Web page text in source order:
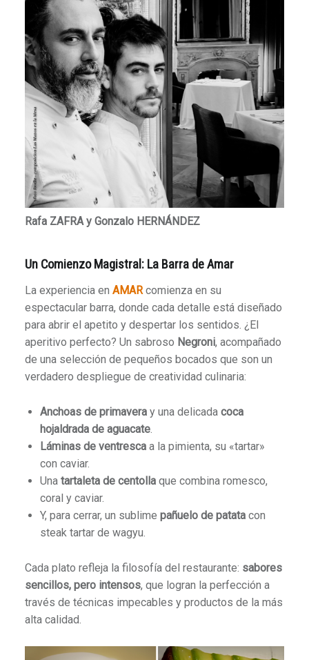
Rafa ZAFRA y Gonzalo HERNÁNDEZ
Un Comienzo Magistral: La Barra de Amar
La experiencia en AMARcomienza en su
espectacular barra, donde cada detalle está diseñado
para abrir el apetito y despertar los sentidos. ¿El
aperitivo perfecto? Un sabroso Negroni, acompañado
de una selección de pequeños bocados que son un
verdadero despliegue de creatividad culinaria:
Anchoas de primaveray una delicada coca
hojaldrada de aguacate.
Láminas de ventrescaa la pimienta, su «tartar»
con caviar.
Una tartaleta de centollaque combina romesco,
coral y caviar.
Y, para cerrar, un sublime pañuelo de patatacon
steak tartar de wagyu.
Cada plato refleja la filosofía del restaurante: sabores
sencillos, pero intensos, que logran la perfección a
través de técnicas impecables y productos de la más
alta calidad.